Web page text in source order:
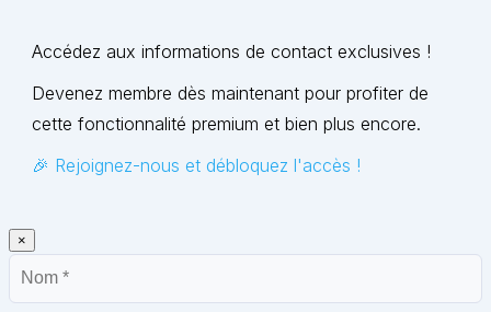
Accédez aux informations de contact exclusives !
Devenez membre dès maintenant pour profiter de
cette fonctionnalité premium et bien plus encore.
🎉 Rejoignez-nous et débloquez l'accès !
×
Nom